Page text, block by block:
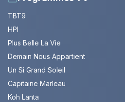
TBT9
HPI
Plus Belle La Vie
Demain Nous Appartient
Un Si Grand Soleil
Capitaine Marleau
Koh Lanta